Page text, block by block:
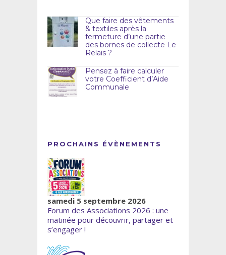
Que faire des vêtements
& textiles après la
fermeture d’une partie
des bornes de collecte Le
Relais ?
Pensez à faire calculer
votre Coefficient d’Aide
Communale
PROCHAINS ÉVÈNEMENTS
samedi 5 septembre 2026
Forum des Associations 2026 : une
matinée pour découvrir, partager et
s’engager !